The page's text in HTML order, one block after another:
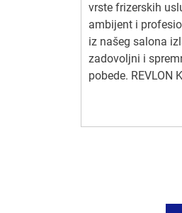
vrste frizerskih
ambijent i
iz našeg salona
zadovoljni i
pobede. REVLON